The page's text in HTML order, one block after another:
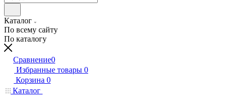
Каталог
По всему сайту
По каталогу
Сравнение0
Избранные товары 0
Корзина 0
Каталог